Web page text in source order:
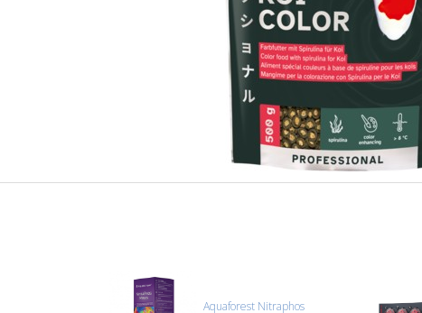
Aquaforest Nitraphos